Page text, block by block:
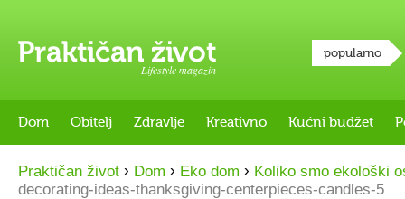
Lifestyle magazin
popularno
Dom Obitelj Zdravlje Kreativno Kućni budžet
Praktičan život › Dom › Eko dom › Koliko smo ekološki
decorating-ideas-thanksgiving-centerpieces-candles-5